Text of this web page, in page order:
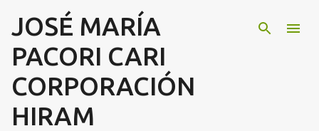
Ir al contenido principal
JOSÉ MARÍA
PACORI CARI
CORPORACIÓN
HIRAM